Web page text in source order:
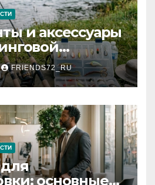
и аксессуары
и
FRIENDS72_RU
основные